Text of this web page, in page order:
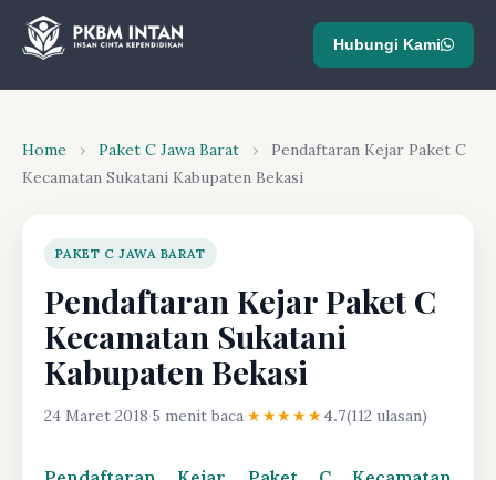
Hubungi Kami
Home › Paket C Jawa Barat ›
Pendaftaran Kejar Paket C
Kecamatan Sukatani Kabupaten Bekasi
PAKET C JAWA BARAT
Pendaftaran Kejar Paket C
Kecamatan Sukatani
Kabupaten Bekasi
24 Maret 2018·5 menit baca·★★★★★4.7(112 ulasan)